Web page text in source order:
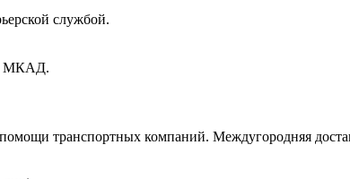
службой.
МКАД.
транспортных компаний. Междугородняя